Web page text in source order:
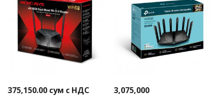
375,150.00 сум с НДС 3,075,000